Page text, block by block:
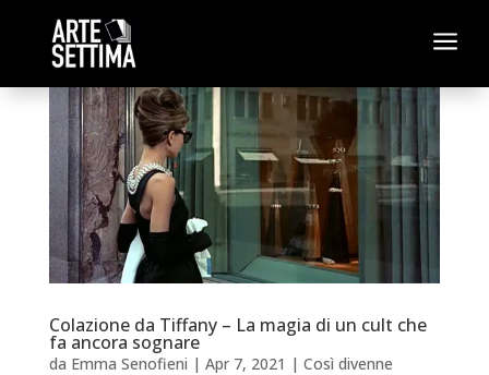
a
Colazione da Tiffany – La magia di un cult che
fa ancora sognare
da Emma Senofieni | Apr 7, 2021 | Così divenne